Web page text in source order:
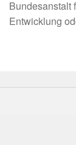
im
Bundesanstalt
Entwicklung